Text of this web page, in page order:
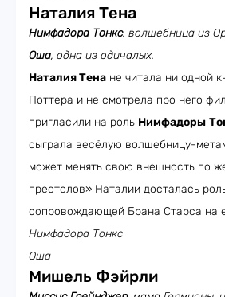
Наталия Тена
Нимфадора Тонкс, волшебница из
Оша, одна из одичалых.
Наталия Тена не читала ни одной
Поттера и не смотрела про него
пригласили на роль Нимфадоры
сыграла весёлую волшебницу-
может менять свою внешность по
престолов» Наталии досталась
сопровождающей Брана Старса на
Нимфадора Тонкс
Оша
Мишель Фэйрли